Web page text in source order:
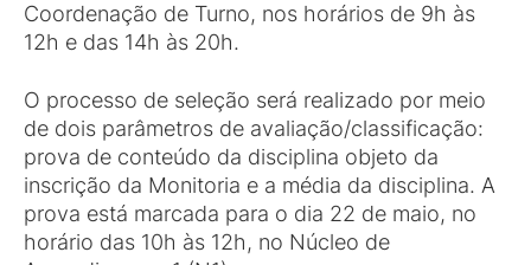
Coordenação de Turno, nos horários de 9h às
12h e das 14h às 20h.
O processo de seleção será realizado por meio
de dois parâmetros de avaliação/classificação:
prova de conteúdo da disciplina objeto da
inscrição da Monitoria e a média da disciplina. A
prova está marcada para o dia 22 de maio, no
horário das 10h às 12h, no Núcleo de